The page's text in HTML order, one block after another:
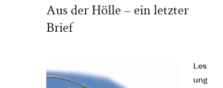
Aus der Hölle – ein letzter
Brief
Les
ung